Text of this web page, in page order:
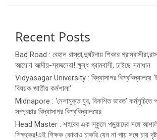
Recent Posts
Bad Road : বেহাল রাস্তা,দুর্ঘটনায় শিকার
আসেনা আত্মীয়-স্বজনেরা! ক্ষুব্ধ গ্রামবাসী, চাইছে সমাধান
Vidyasagar University : বিদ্যাসাগর বিশ্ববিদ্যালয়ে
বিষয়ক জাতীয় কর্মশালা’
Midnapore : ‘নেশামুক্ত যুব, বিকশিত ভারত’ কর্মসূচিতে
সম্প্রচার বিদ্যাসাগর বিশ্ববিদ্যালয়ের
Head Master : শহরের এক স্কুলে পড়ুয়াদের সঙ্গে
শিক্ষকের!এই শিক্ষক কোথাও চাকরি যেন না পায় সঙ্গে চায়